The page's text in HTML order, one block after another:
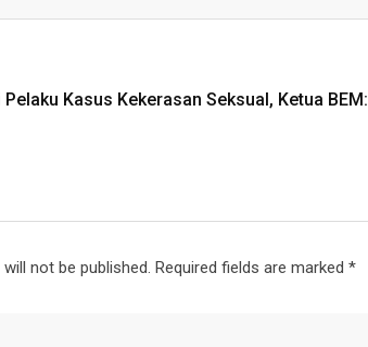
Kasus Kekerasan Seksual, Ketua BEM:
not be published. Required fields are marked *